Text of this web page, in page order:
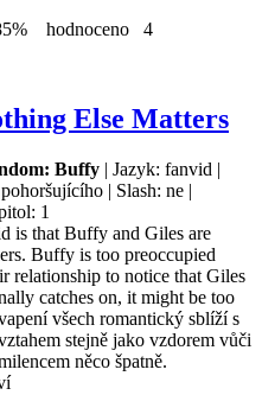
hodnoceno 4
Else Matters
Buffy | Jazyk: fanvid |
| Slash: ne |
1
is that Buffy and Giles are
Buffy is too preoccupied
relationship to notice that Giles
catches on, it might be too
všech romantický sblíží s
stejně jako vzdorem vůči
něco špatně.